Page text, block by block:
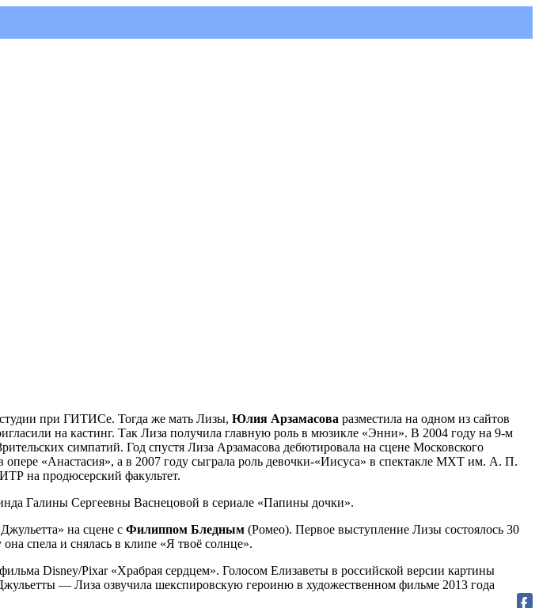
студии при ГИТИСе. Тогда же мать Лизы, Юлия Арзамасова разместила на одном из сайтов
на кастинг. Так Лиза получила главную роль в мюзикле «Энни». В 2004 году на 9-м
симпатий. Год спустя Лиза Арзамасова дебютировала на сцене Московского
«Анастасия», а в 2007 году сыграла роль девочки-«Иисуса» в спектакле МХТ им. А. П.
на продюсерский факультет.
Галины Сергеевны Васнецовой в сериале «Папины дочки».
на сцене с Филиппом Бледным (Ромео). Первое выступление Лизы состоялось 30
спела и снялась в клипе «Я твоё солнце».
Disney/Pixar «Храбрая сердцем». Голосом Елизаветы в российской версии картины
— Лиза озвучила шекспировскую героиню в художественном фильме 2013 года